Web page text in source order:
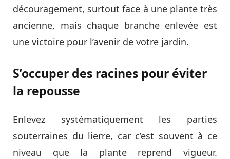
découragement, surtout face à une plante très
ancienne, mais chaque branche enlevée est
une victoire pour l’avenir de votre jardin.
S’occuper des racines pour éviter
la repousse
Enlevez systématiquement les parties
souterraines du lierre, car c’est souvent à ce
niveau que la plante reprend vigueur.